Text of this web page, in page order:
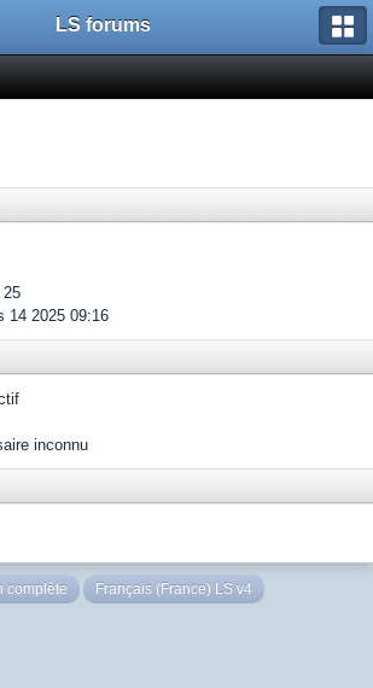
LS forums
25
14 2025 09:16
inconnu
complète Français (France) LS v4